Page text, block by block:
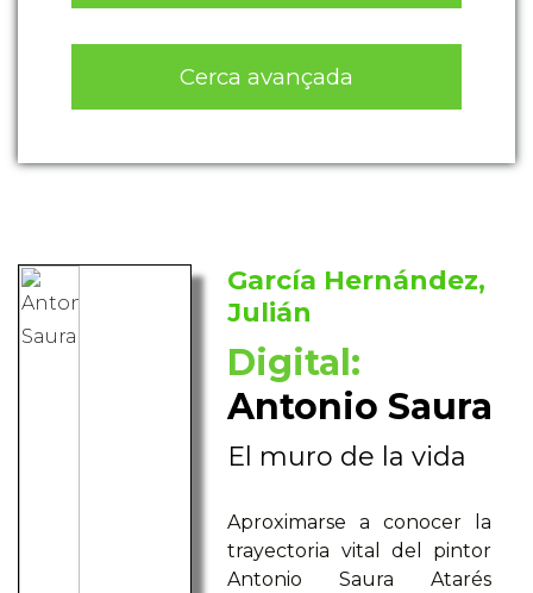
Cerca avançada
García Hernández,
Julián
Digital:
Antonio Saura
El muro de la vida
Aproximarse a conocer la
trayectoria vital del pintor
Antonio Saura Atarés